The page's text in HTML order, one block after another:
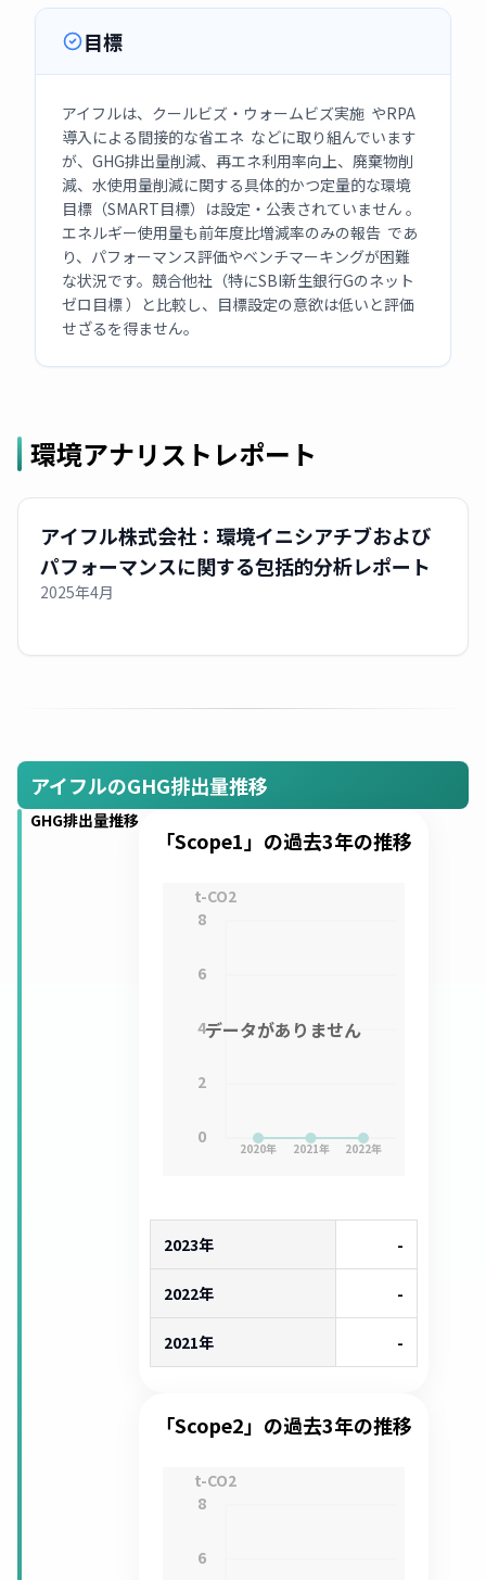
目標
アイフルは、クールビズ・ウォームビズ実施 やRPA
導入による間接的な省エネ などに取り組んでいます
が、GHG排出量削減、再エネ利用率向上、廃棄物削
減、水使用量削減に関する具体的かつ定量的な環境
目標（SMART目標）は設定・公表されていません 。
エネルギー使用量も前年度比増減率のみの報告 であ
り、パフォーマンス評価やベンチマーキングが困難
な状況です。競合他社（特にSBI新生銀行Gのネット
ゼロ目標 ）と比較し、目標設定の意欲は低いと評価
せざるを得ません。
環境アナリストレポート
アイフル株式会社：環境イニシアチブおよび
パフォーマンスに関する包括的分析レポート
2025年4月
アイフルのGHG排出量推移
GHG排出量推移
「Scope1」の過去3年の推移
2020年 2021年 2022年
0
2
4
6
8
t-CO2
データがありません
2023年 -
2022年 -
2021年 -
「Scope2」の過去3年の推移
6
8
t-CO2